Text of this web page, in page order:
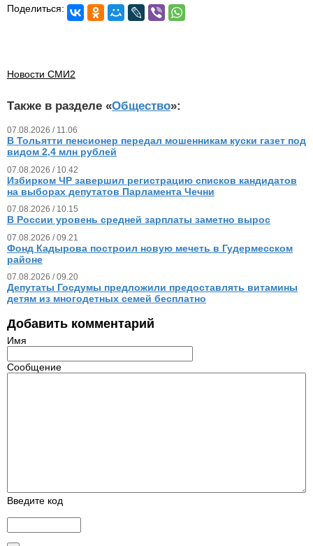
Поделиться:
Новости СМИ2
Также в разделе «Общество»:
07.08.2026 / 11.06
В Тольятти пенсионер передал мошенникам куски газет под
видом 2,4 млн рублей
07.08.2026 / 10.42
Избирком ЧР завершил регистрацию списков кандидатов
на выборах депутатов Парламента Чечни
07.08.2026 / 10.15
В России уровень средней зарплаты заметно вырос
07.08.2026 / 09.21
Фонд Кадырова построил новую мечеть в Гудермесском
районе
07.08.2026 / 09.20
Депутаты Госдумы предложили предоставлять витамины
детям из многодетных семей бесплатно
Добавить комментарий
Имя
Сообщение
Введите код